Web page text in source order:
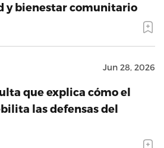
y bienestar comunitario
Jun 28, 2026
que explica cómo el
las defensas del